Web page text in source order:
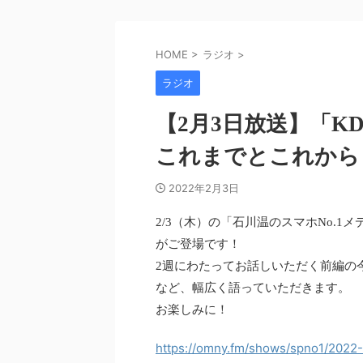
HOME > ラジオ >
ラジオ
【2月3日放送】「
これまでとこれか
2022年2月3日
2/3（木）の「石川温のスマホNo.1
がご登場です！
2週にわたってお話しいただく前編の
など、幅広く語っていただきます。
お楽しみに！
https://omny.fm/shows/spno1/